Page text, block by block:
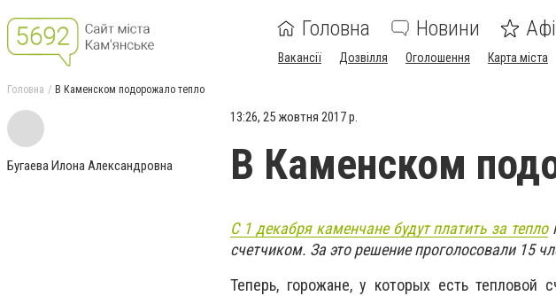
Головна Новини
Вакансії Дозвілля Оголошення Карта міста
Головна В Каменском подорожало тепло
Бугаева Илона Александровна
13:26, 25 жовтня 2017 р.
В Каменском
С 1 декабря каменчане будут платить за тепло
счетчиком. За это решение проголосовали 15
Теперь, горожане, у которых есть тепловой